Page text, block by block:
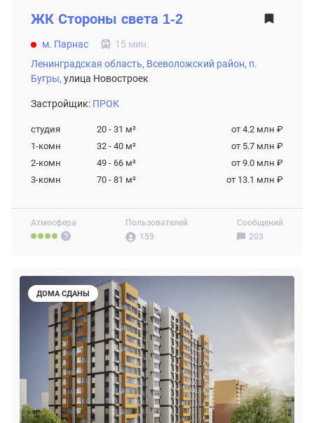
Атмосфера
Пользователей
159
Сообщений
203
ЖК Стороны света 1-2
м. Парнас
15 мин.
Ленинградская область, Всеволожский район, п.
Бугры, улица Новостроек
Застройщик: ПРОК
студия 20 - 31 м²
от 4.2 млн ₽
1-комн
32 - 40 м²
от 5.7 млн ₽
2-комн
49 - 66 м²
от 9.0 млн ₽
3-комн
70 - 81 м² от 13.1 млн ₽
ДОМА СДАНЫ